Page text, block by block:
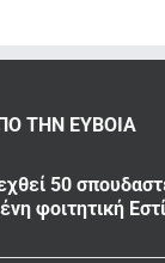
ΤΗΝ ΕΎΒΟΙΑ
50
φοιτητική